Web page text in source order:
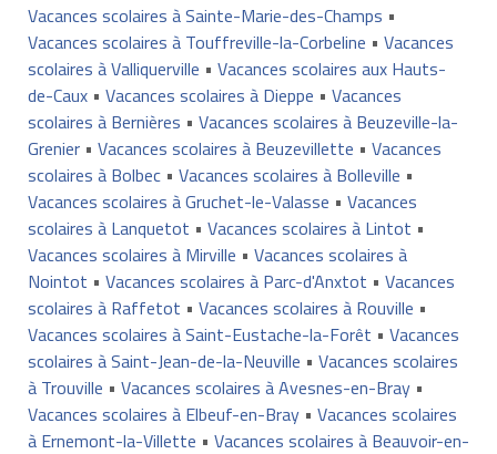
Vacances scolaires à Sainte-Marie-des-Champs •
Vacances scolaires à Touffreville-la-Corbeline • Vacances
scolaires à Valliquerville • Vacances scolaires aux Hauts-
de-Caux• Vacances scolaires à Dieppe • Vacances
scolaires à Bernières • Vacances scolaires à Beuzeville-la-
Grenier• Vacances scolaires à Beuzevillette • Vacances
scolaires à Bolbec• Vacances scolaires à Bolleville •
Vacances scolaires à Gruchet-le-Valasse • Vacances
scolaires à Lanquetot • Vacances scolaires à Lintot •
Vacances scolaires à Mirville • Vacances scolaires à
Nointot • Vacances scolaires à Parc-d'Anxtot • Vacances
scolaires à Raffetot • Vacances scolaires à Rouville •
Vacances scolaires à Saint-Eustache-la-Forêt • Vacances
scolaires à Saint-Jean-de-la-Neuville • Vacances scolaires
à Trouville • Vacances scolaires à Avesnes-en-Bray•
Vacances scolaires à Elbeuf-en-Bray• Vacances scolaires
à Ernemont-la-Villette • Vacances scolaires à Beauvoir-en-